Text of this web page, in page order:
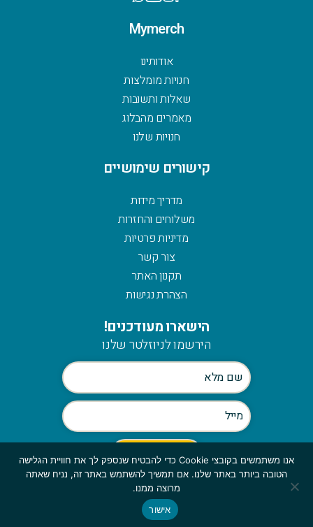
Mymerch
אודותינו
חנויות מומלצות
שאלות ותשובות
מאמרים מהבלוג
חנויות שלנו
קישורים שימושיים
מדריך מידות
משלוחים והחזרות
מדיניות פרטיות
צור קשר
תקנון האתר
הצהרת נגישות
הישארו מעודכנים!
הירשמו לניוזלטר שלנו
Scroll
to
top
אנו משתמשים בקובצי Cookie כדי להבטיח שנספק לך את חוויית הגלישה
הטובה ביותר באתר שלנו. אם תמשיך להשתמש באתר זה, נניח שאתה
מרוצה ממנו.
אישור